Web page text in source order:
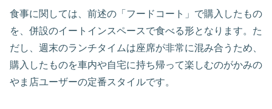
食事に関しては、前述の「フードコート」で購入したもの
を、併設のイートインスペースで食べる形となります。た
だし、週末のランチタイムは座席が非常に混み合うため、
購入したものを車内や自宅に持ち帰って楽しむのがかみの
やま店ユーザーの定番スタイルです。